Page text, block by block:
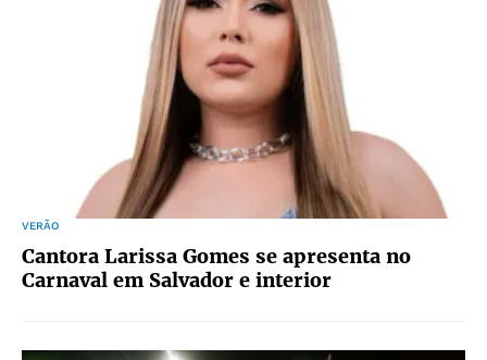
VERÃO
Cantora Larissa Gomes se apresenta no
Carnaval em Salvador e interior